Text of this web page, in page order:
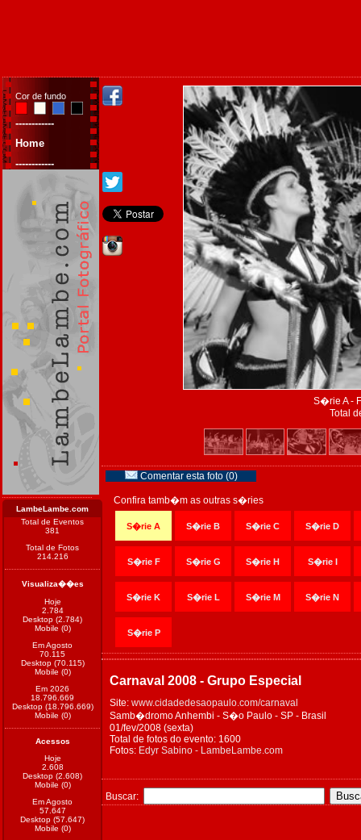
Cor de fundo
------------
Home
------------
LambeLambe.com
Total de Eventos
381
Total de Fotos
214.216
Visualiza��es
Hoje
2.784
Desktop (2.784)
Mobile (0)
Em Agosto
70.115
Desktop (70.115)
Mobile (0)
Em 2026
18.796.669
Desktop (18.796.669)
Mobile (0)
Acessos
Hoje
2.608
Desktop (2.608)
Mobile (0)
Em Agosto
57.647
Desktop (57.647)
Mobile (0)
S�rie A -
Total
Comentar esta foto (0)
Confira tamb�m as outras s�ries
S�rie A S�rie B S�rie C S�rie D
S�rie F S�rie G S�rie H S�rie I
S�rie K S�rie L S�rie M S�rie N
S�rie P
Carnaval 2008 - Grupo Especial
Site: www.cidadedesaopaulo.com/carnaval
Samb�dromo Anhembi - S�o Paulo - SP - Brasil
01/fev/2008 (sexta)
Total de fotos do evento: 1600
Fotos: Edyr Sabino - LambeLambe.com
Buscar: